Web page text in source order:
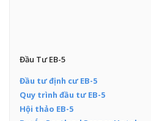
Đầu Tư EB-5
Đầu tư định cư EB-5
Quy trình đầu tư EB-5
Hội thảo EB-5